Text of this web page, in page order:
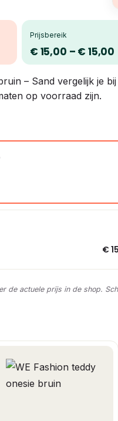
Prijsbereik
€ 15,00 – € 15,00
– Sand vergelijk je
op voorraad zijn.
€
de actuele prijs in de shop.